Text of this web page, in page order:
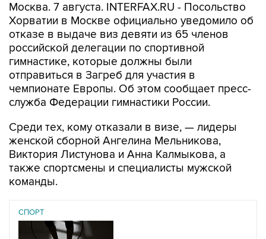
Москва. 7 августа. INTERFAX.RU - Посольство
Хорватии в Москве официально уведомило об
отказе в выдаче виз девяти из 65 членов
российской делегации по спортивной
гимнастике, которые должны были
отправиться в Загреб для участия в
чемпионате Европы. Об этом сообщает пресс-
служба Федерации гимнастики России.
Среди тех, кому отказали в визе, — лидеры
женской сборной Ангелина Мельникова,
Виктория Листунова и Анна Калмыкова, а
также спортсмены и специалисты мужской
команды.
СПОРТ